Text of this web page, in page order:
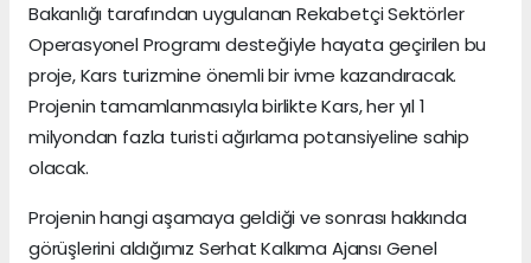
Bakanlığı tarafından uygulanan Rekabetçi Sektörler
Operasyonel Programı desteğiyle hayata geçirilen bu
proje, Kars turizmine önemli bir ivme kazandıracak.
Projenin tamamlanmasıyla birlikte Kars, her yıl 1
milyondan fazla turisti ağırlama potansiyeline sahip
olacak.
Projenin hangi aşamaya geldiği ve sonrası hakkında
görüşlerini aldığımız Serhat Kalkıma Ajansı Genel